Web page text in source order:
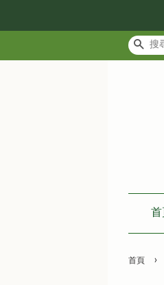
搜
首
首頁 ›